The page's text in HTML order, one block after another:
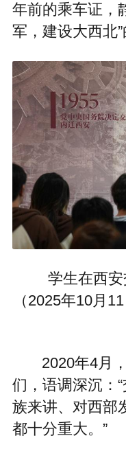
年前的乘车证，
军，建设大西北”
学生在西
（2025年10月
2020年4月
们，语调深沉：
族来讲、对西部
都十分重大。”